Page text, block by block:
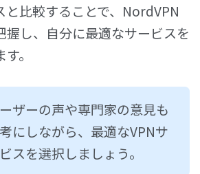
と比較することで、NordVPN
握し、自分に最適なサービスを
。
ザーの声や専門家の意見も
にしながら、最適なVPNサ
スを選択しましょう。